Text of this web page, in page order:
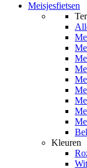
Meisjesfietsen
Kleuren